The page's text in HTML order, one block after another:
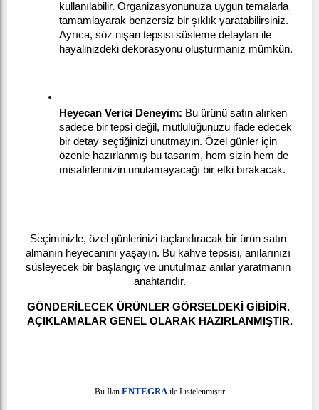
kullanılabilir. Organizasyonunuza uygun temalarla
tamamlayarak benzersiz bir şıklık yaratabilirsiniz.
Ayrıca, söz nişan tepsisi süsleme detayları ile
hayalinizdeki dekorasyonu oluşturmanız mümkün.
Heyecan Verici Deneyim: Bu ürünü satın alırken
sadece bir tepsi değil, mutluluğunuzu ifade edecek
bir detay seçtiğinizi unutmayın. Özel günler için
özenle hazırlanmış bu tasarım, hem sizin hem de
misafirlerinizin unutamayacağı bir etki bırakacak.
Seçiminizle, özel günlerinizi taçlandıracak bir ürün satın
almanın heyecanını yaşayın. Bu kahve tepsisi, anılarınızı
süsleyecek bir başlangıç ve unutulmaz anılar yaratmanın
anahtarıdır.
GÖNDERİLECEK ÜRÜNLER GÖRSELDEKİ GİBİDİR.
AÇIKLAMALAR GENEL OLARAK HAZIRLANMIŞTIR.
Bu İlan ENTEGRAile Listelenmiştir